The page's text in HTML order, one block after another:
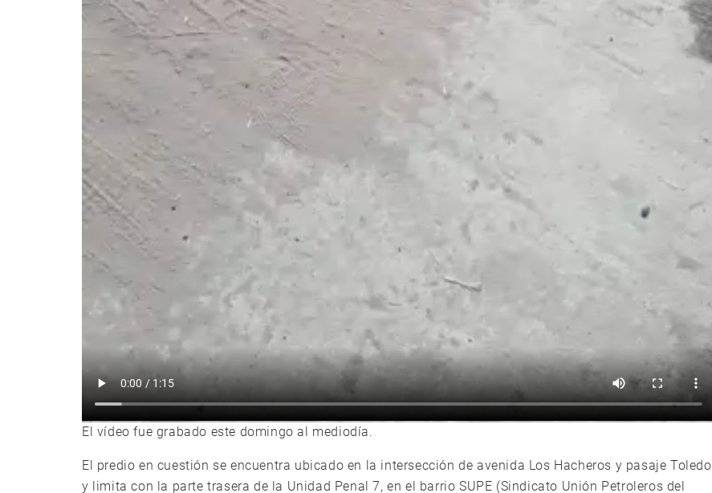
El vídeo fue grabado este domingo al mediodía.
El predio en cuestión se encuentra ubicado en la intersección de avenida Los Hacheros y pasaje Toledo
y limita con la parte trasera de la Unidad Penal 7, en el barrio SUPE (Sindicato Unión Petroleros del